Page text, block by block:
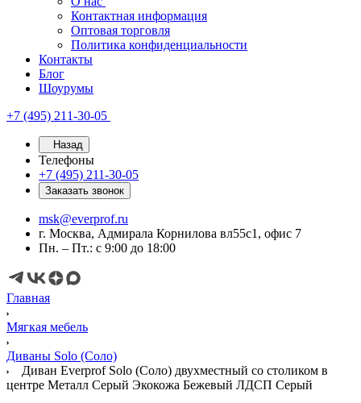
Контактная информация
Оптовая торговля
Политика конфиденциальности
Контакты
Блог
Шоурумы
+7 (495) 211-30-05
Назад
Телефоны
+7 (495) 211-30-05
Заказать звонок
msk@everprof.ru
г. Москва, Адмирала Корнилова вл55с1, офис 7
Пн. – Пт.: с 9:00 до 18:00
Главная
Мягкая мебель
Диваны Solo (Соло)
Диван Everprof Solo (Соло) двухместный со столиком в
центре Металл Серый Экокожа Бежевый ЛДСП Серый